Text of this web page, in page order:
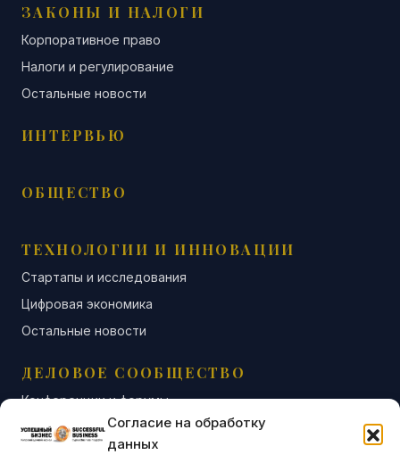
Согласие на обработку
данных
ЗАКОНЫ И НАЛОГИ
Корпоративное право
Налоги и регулирование
Остальные новости
ИНТЕРВЬЮ
ОБЩЕСТВО
ТЕХНОЛОГИИ И ИННОВАЦИИ
Стартапы и исследования
Цифровая экономика
Остальные новости
ДЕЛОВОЕ СООБЩЕСТВО
Конференции и форумы
Бизнес-клубы и ассоциации
Остальные новости